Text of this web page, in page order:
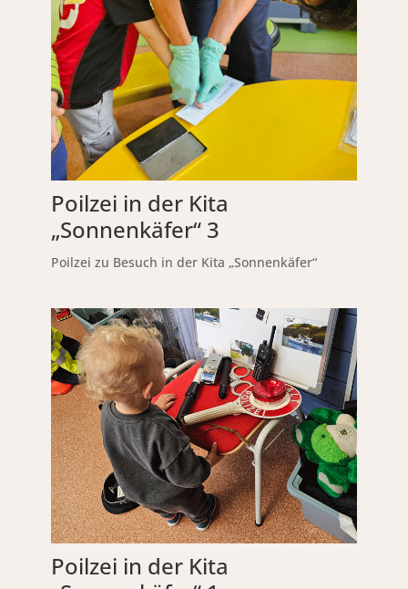
Poilzei in der Kita
„Sonnenkäfer“ 3
Poilzei zu Besuch in der Kita „Sonnenkäfer“
Poilzei in der Kita